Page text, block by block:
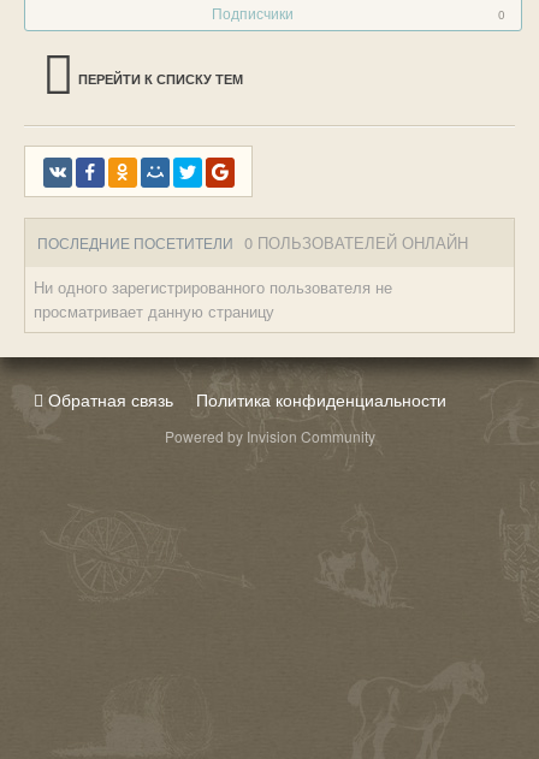
Подписчики 0
ПЕРЕЙТИ К СПИСКУ ТЕМ
ПОСЛЕДНИЕ ПОСЕТИТЕЛИ 0 ПОЛЬЗОВАТЕЛЕЙ ОНЛАЙН
Ни одного зарегистрированного пользователя не
просматривает данную страницу
Обратная связь Политика конфиденциальности
Powered by Invision Community